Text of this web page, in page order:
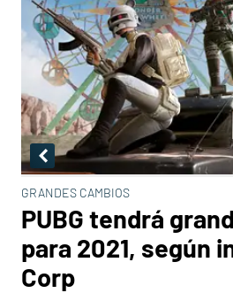
GRANDES CAMBIOS
PUBG tendrá
para 2021, según
Corp